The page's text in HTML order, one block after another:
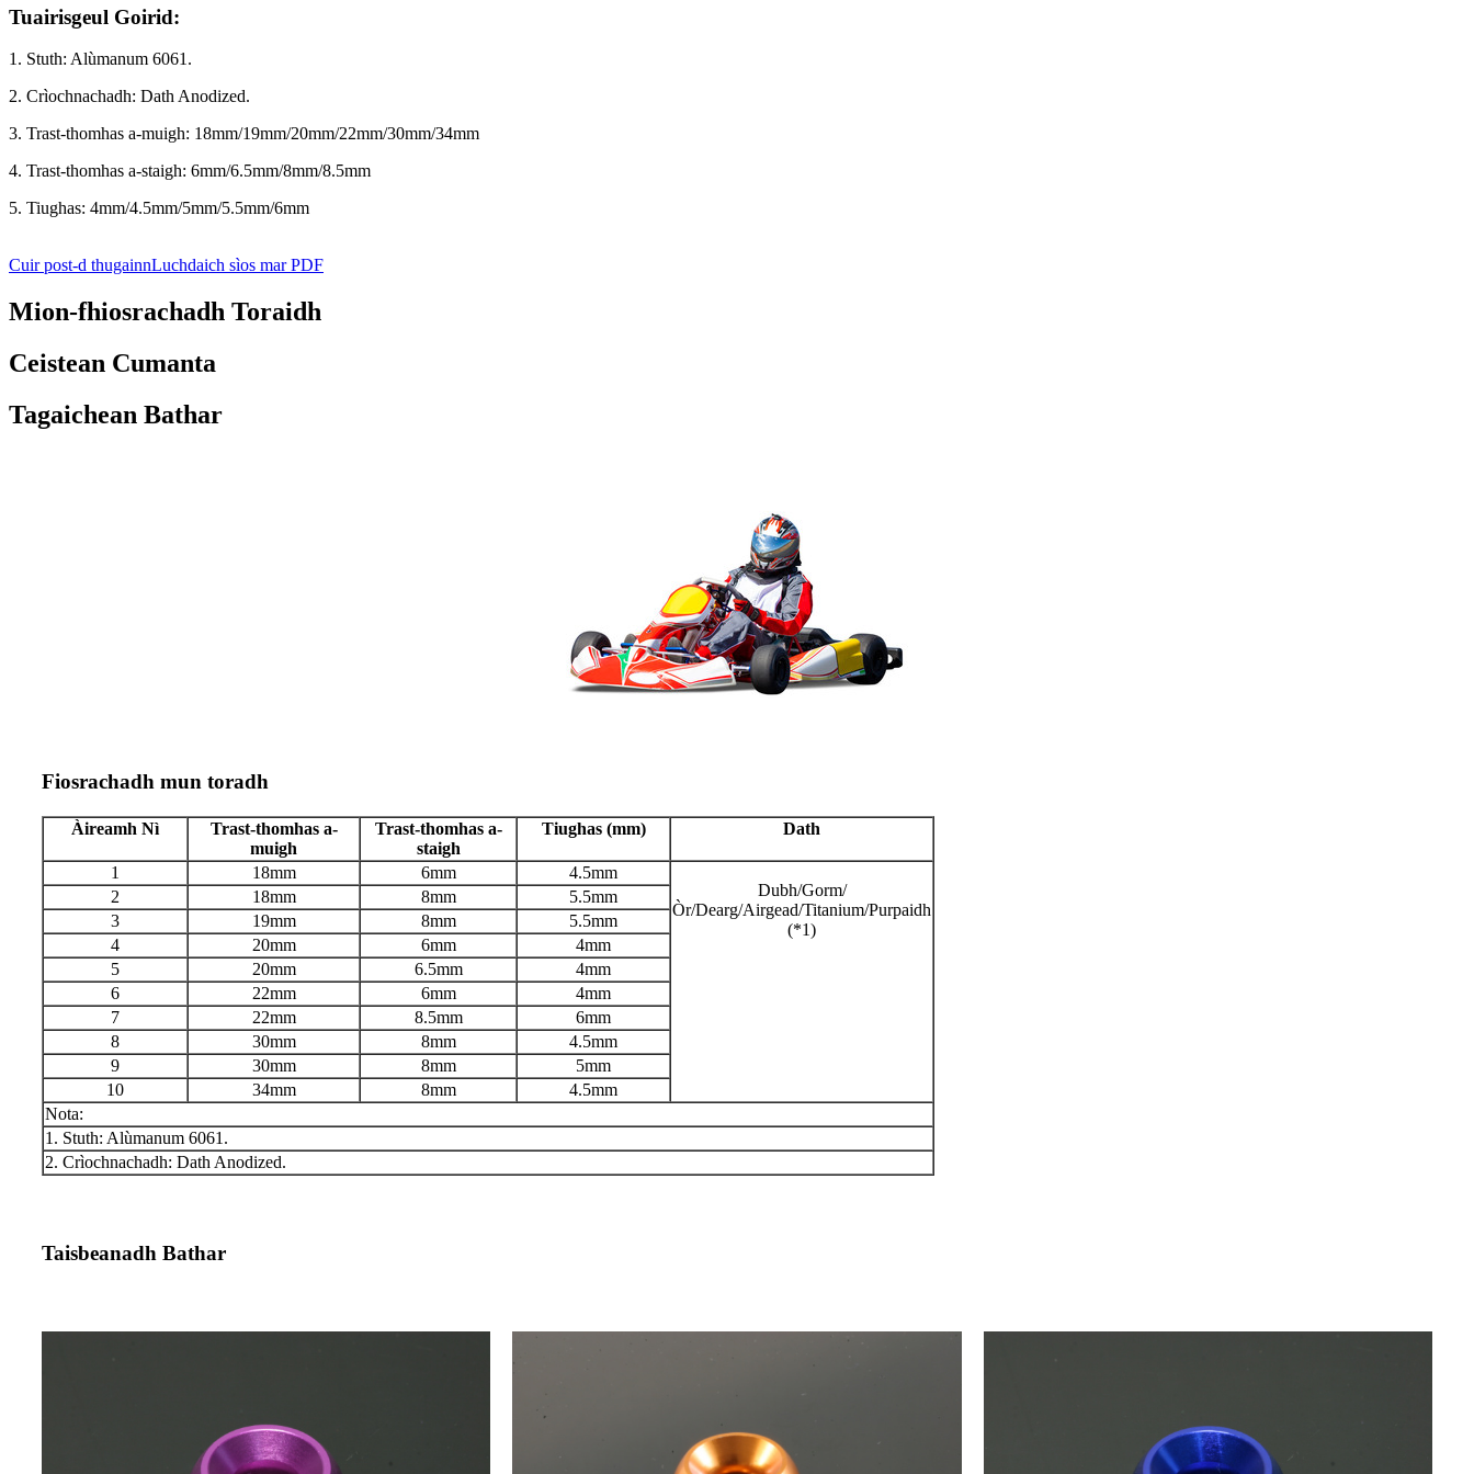
Tuairisgeul Goirid:
1. Stuth: Alùmanum 6061.
2. Crìochnachadh: Dath Anodized.
3. Trast-thomhas a-muigh: 18mm/19mm/20mm/22mm/30mm/34mm
4. Trast-thomhas a-staigh: 6mm/6.5mm/8mm/8.5mm
5. Tiughas: 4mm/4.5mm/5mm/5.5mm/6mm
Cuir post-d thugainnLuchdaich sìos mar PDF
Mion-fhiosrachadh Toraidh
Ceistean Cumanta
Tagaichean Bathar
Fiosrachadh mun toradh
Àireamh Nì
Trast-thomhas a-
muigh
Trast-thomhas a-
staigh
Tiughas (mm) Dath
1 18mm 6mm
4.5mm
Dubh/Gorm/
Òr/Dearg/Airgead/Titanium/Purpaidh
(*1)
2 18mm 8mm
5.5mm
3
19mm 8mm
5.5mm
4
20mm 6mm
4mm
5
20mm 6.5mm
4mm
6
22mm 6mm
4mm
7
22mm 8.5mm
6mm
8
30mm 8mm
4.5mm
9
30mm 8mm
5mm
10
34mm 8mm
4.5mm
Nota:
1. Stuth: Alùmanum 6061.
2. Crìochnachadh: Dath Anodized.
Taisbeanadh Bathar